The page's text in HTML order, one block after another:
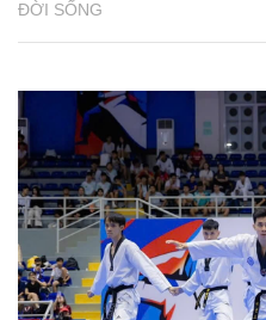
ĐỜI SỐNG